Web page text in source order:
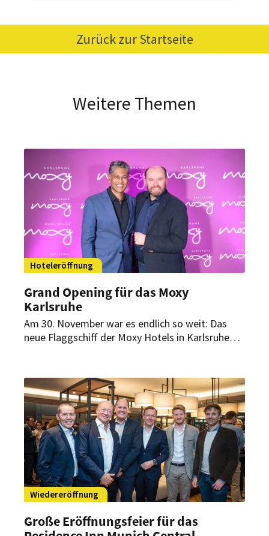
Zurück zur Startseite
Weitere Themen
Hoteleröffnung
Grand Opening für das Moxy
Karlsruhe
Am 30. November war es endlich so weit: Das
neue Flaggschiff der Moxy Hotels in Karlsruhe
aller Welt und der eigenen Stadt gleichermaßen
als „neues Wohnzimmer“ zu dienen.
Wiedereröffnung
Große Eröffnungsfeier für das